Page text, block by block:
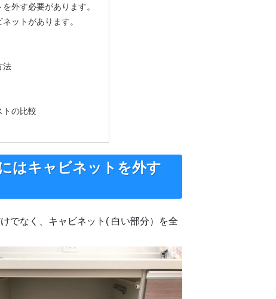
外す必要があります。
ットがあります。
法
トの比較
はキャビネットを外す
でなく、キャビネット( 白い部分）を全